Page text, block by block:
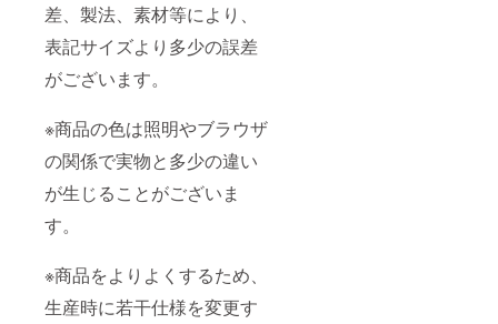
差、製法、素材等により、
表記サイズより多少の誤差
がございます。
※商品の色は照明やブラウザ
の関係で実物と多少の違い
が生じることがございま
す。
※商品をよりよくするため、
生産時に若干仕様を変更す